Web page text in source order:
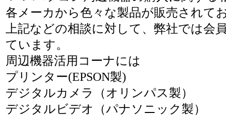
各メーカから色々な製品が販売されて
上記などの相談に対して、弊社では
ています。
周辺機器活用コーナには
プリンター(EPSON製)
デジタルカメラ（オリンパス製）
デジタルビデオ（パナソニック製）